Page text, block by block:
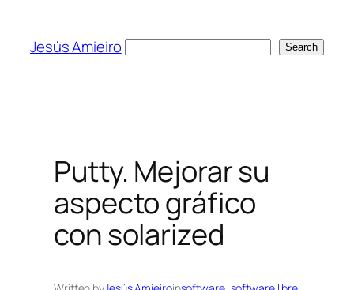
content
Jesús Amieiro Search
Putty. Mejorar su
aspecto gráfico
con solarized